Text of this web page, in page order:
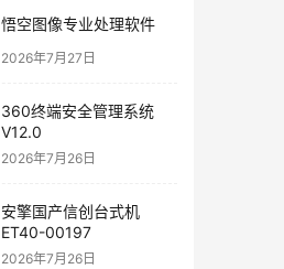
悟空图像专业处理软件
2026年7月27日
360终端安全管理系统
V12.0
2026年7月26日
安擎国产信创台式机
ET40-00197
2026年7月26日